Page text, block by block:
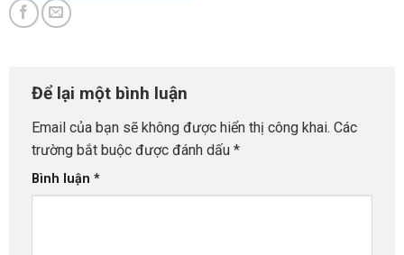
Để lại một bình luận
Email của bạn sẽ không được hiển thị công khai. Các
trường bắt buộc được đánh dấu *
Bình luận *